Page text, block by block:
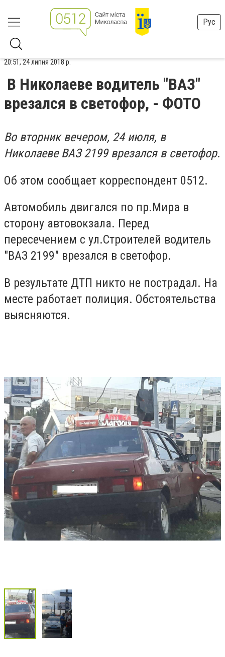
Рус
20:51, 24 липня 2018 р.
В Николаеве водитель "ВАЗ"
врезался в светофор, - ФОТО
Во вторник вечером, 24 июля, в
Николаеве ВАЗ 2199 врезался в светофор.
Об этом сообщает корреспондент 0512.
Автомобиль двигался по пр.Мира в
сторону автовокзала. Перед
пересечением с ул.Строителей водитель
"ВАЗ 2199" врезался в светофор.
В результате ДТП никто не пострадал. На
месте работает полиция. Обстоятельства
выясняются.